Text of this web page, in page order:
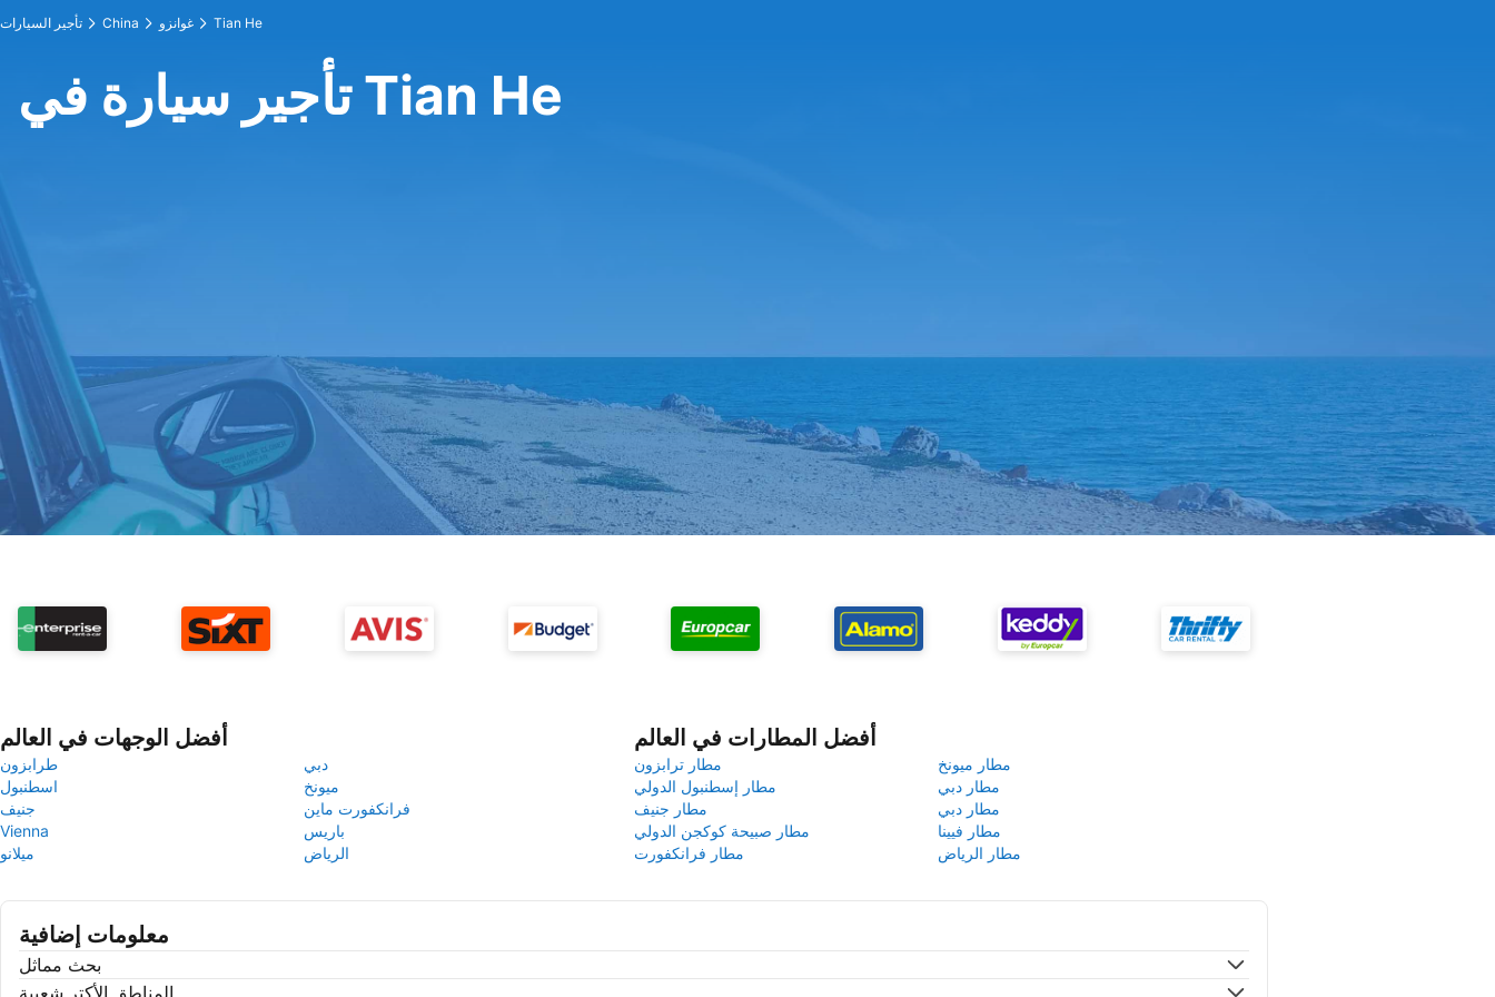
تأجير السيارات China غوانزو Tian He
تأجير سيارة في Tian He
أفضل الوجهات في العالم
طرابزون
دبي
اسطنبول
ميونخ
جنيف
فرانكفورت ماين
Vienna
باريس
ميلانو
الرياض
أفضل المطارات في العالم
مطار ترابزون
مطار ميونخ
مطار إسطنبول الدولي
مطار دبي
مطار جنيف
مطار دبي
مطار صبيحة كوكجن الدولي
مطار فيينا
مطار فرانكفورت
مطار الرياض
معلومات إضافية
بحث مماثل
المناطق الأكتر شعبية